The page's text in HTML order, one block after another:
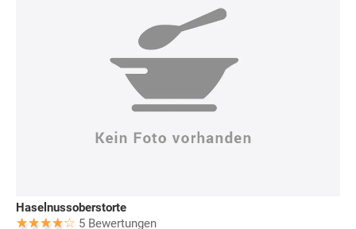
Haselnussoberstorte
5 Bewertungen